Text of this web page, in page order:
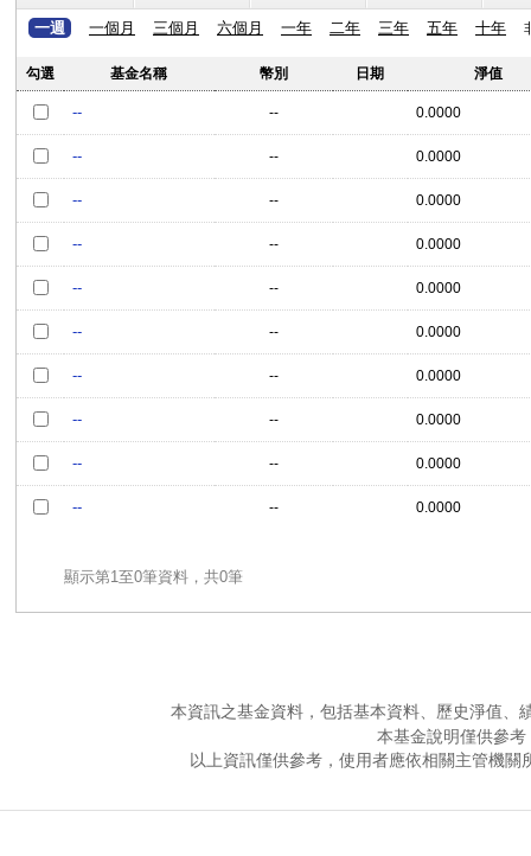
一週 一個月 三個月 六個月 一年 二年 三年 五年 十年
勾選 基金名稱 幣別 日期 淨值
-- -- 0.0000
-- -- 0.0000
-- -- 0.0000
-- -- 0.0000
-- -- 0.0000
-- -- 0.0000
-- -- 0.0000
-- -- 0.0000
-- -- 0.0000
-- -- 0.0000
顯示第1至0筆資料，共0筆
本資訊之基金資料，包括基本資料、歷史淨值、
本基金說明僅供參
以上資訊僅供參考，使用者應依相關主管機